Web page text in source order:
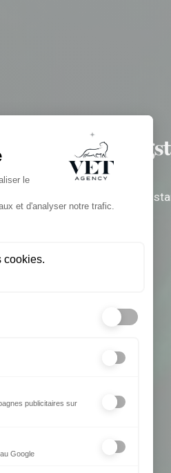
du Consentement :
le
et d'analyser notre trafic.
cookies.
publicitaires sur
Google
de
$ annuels. Les TSA et
de Kingston.